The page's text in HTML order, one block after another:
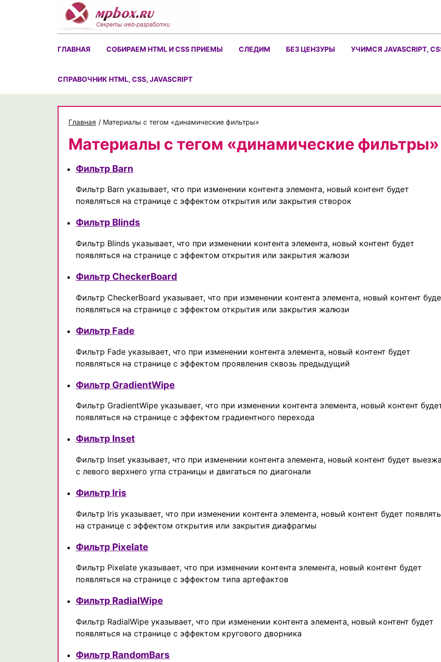
ГЛАВНАЯ СОБИРАЕМ HTML И CSS ПРИЕМЫ СЛЕДИМ БЕЗ ЦЕНЗУРЫ УЧИМСЯ JAVASCRIPT,
CПРАВОЧНИК HTML, CSS, JAVASCRIPT
Главная / Материалы с тегом «динамические фильтры»
Материалы с тегом «динамические фильтры»
Фильтр Barn
Фильтр Barn указывает, что при изменении контента элемента, новый контент будет
появляться на странице с эффектом открытия или закрытия створок
Фильтр Blinds
Фильтр Blinds указывает, что при изменении контента элемента, новый контент будет
появляться на странице с эффектом открытия или закрытия жалюзи
Фильтр CheckerBoard
Фильтр CheckerBoard указывает, что при изменении контента элемента, новый контент
появляться на странице с эффектом открытия или закрытия жалюзи
Фильтр Fade
Фильтр Fade указывает, что при изменении контента элемента, новый контент будет
появляться на странице с эффектом проявления сквозь предыдущий
Фильтр GradientWipe
Фильтр GradientWipe указывает, что при изменении контента элемента, новый контент
появляться на странице с эффектом градиентного перехода
Фильтр Inset
Фильтр Inset указывает, что при изменении контента элемента, новый контент будет
с левого верхнего угла страницы и двигаться по диагонали
Фильтр Iris
Фильтр Iris указывает, что при изменении контента элемента, новый контент будет
на странице с эффектом открытия или закрытия диафрагмы
Фильтр Pixelate
Фильтр Pixelate указывает, что при изменении контента элемента, новый контент будет
появляться на странице с эффектом типа артефактов
Фильтр RadialWipe
Фильтр RadialWipe указывает, что при изменении контента элемента, новый контент будет
появляться на странице с эффектом кругового дворника
Фильтр RandomBars